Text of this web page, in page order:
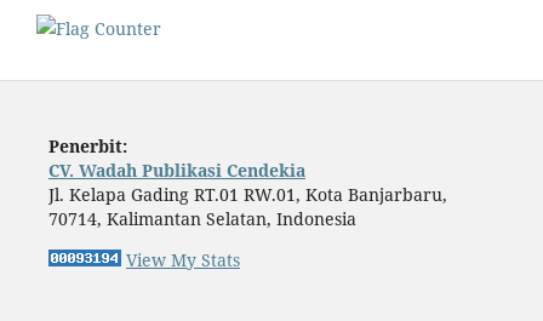
Penerbit:
CV. Wadah Publikasi Cendekia
Jl. Kelapa Gading RT.01 RW.01, Kota Banjarbaru,
70714, Kalimantan Selatan, Indonesia
View My Stats